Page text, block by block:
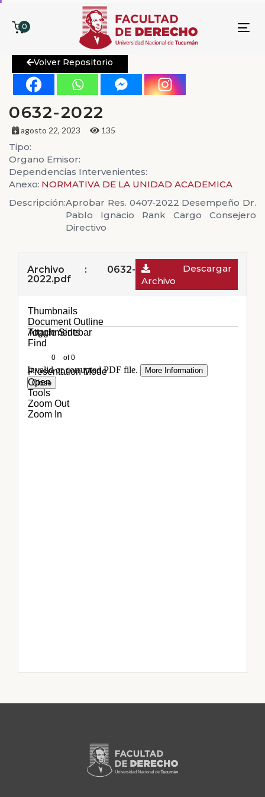
0
Volver Repositorio
0632-2022
agosto 22, 2023 135
Tipo:
Organo Emisor:
Dependencias Intervenientes:
Anexo: NORMATIVA DE LA UNIDAD ACADEMICA
Descripción:Aprobar Res. 0407-2022 Desempeño Dr.
Pablo Ignacio Rank Cargo Consejero
Directivo
Archivo : 0632-
2022.pdf
Descargar
Archivo